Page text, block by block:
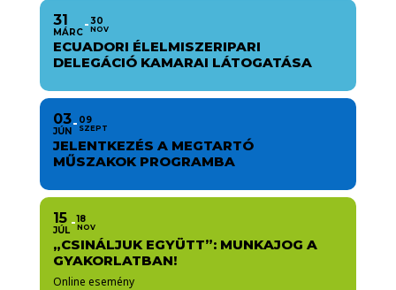
31
MÁRC
30
NOV
ECUADORI ÉLELMISZERIPARI
DELEGÁCIÓ KAMARAI LÁTOGATÁSA
03
JÚN
09
SZEPT
JELENTKEZÉS A MEGTARTÓ
MŰSZAKOK PROGRAMBA
15
JÚL
18
NOV
„CSINÁLJUK EGYÜTT”: MUNKAJOG A
GYAKORLATBAN!
Online esemény